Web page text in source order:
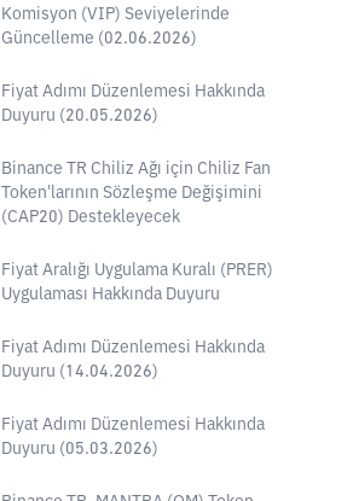
Komisyon (VIP) Seviyelerinde
Güncelleme (02.06.2026)
Fiyat Adımı Düzenlemesi Hakkında
Duyuru (20.05.2026)
Binance TR Chiliz Ağı için Chiliz Fan
Token'larının Sözleşme Değişimini
(CAP20) Destekleyecek
Fiyat Aralığı Uygulama Kuralı (PRER)
Uygulaması Hakkında Duyuru
Fiyat Adımı Düzenlemesi Hakkında
Duyuru (14.04.2026)
Fiyat Adımı Düzenlemesi Hakkında
Duyuru (05.03.2026)